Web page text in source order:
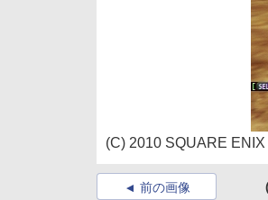
(C) 2010 SQUARE
前の画像